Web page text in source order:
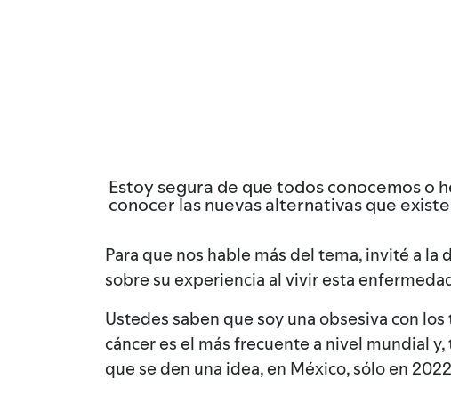
Estoy segura de que todos conocemos o
conocer las nuevas alternativas que
Para que nos hable más del tema, invité a
sobre su experiencia al vivir esta
Ustedes saben que soy una obsesiva con
cáncer es el más frecuente a nivel mundial
que se den una idea, en México, sólo en